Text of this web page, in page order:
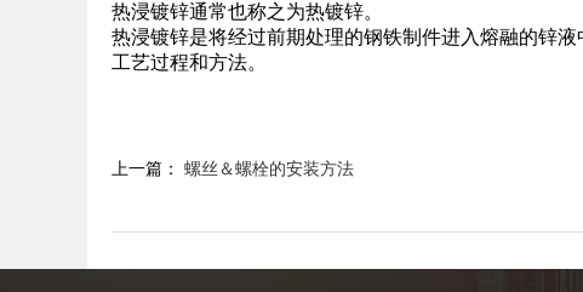
热浸镀锌通常也称之为热镀锌。
热浸镀锌是将经过前期处理的钢铁制件进入熔融的锌
工艺过程和方法。
上一篇： 螺丝＆螺栓的安装方法